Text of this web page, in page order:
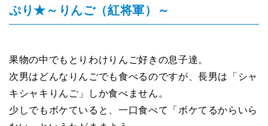
ぷり★～りんご（紅将軍）～
果物の中でもとりわけりんご好きの息子達。
次男はどんなりんごでも食べるのですが、長男は「シャ
キシャキりんご」しか食べません。
少しでもボケていると、一口食べて「ボケてるからいら